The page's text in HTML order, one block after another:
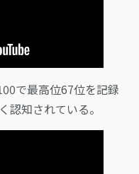
で最高位67位を記録
認知されている。